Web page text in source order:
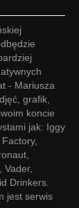
- Mariusza
grafik,
koncie
jak: Iggy
Drinkers.
jest serwis